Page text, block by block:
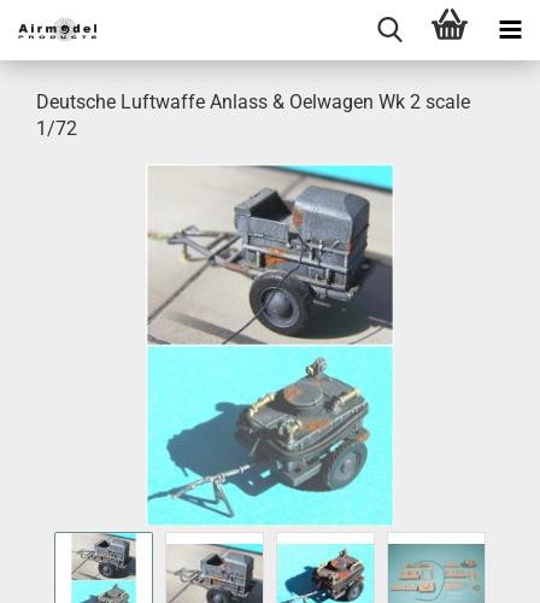
Deutsche Luftwaffe Anlass & Oelwagen Wk 2 scale
1/72